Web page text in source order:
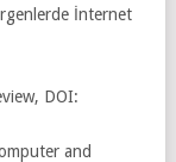
İnternet
DOI:
and